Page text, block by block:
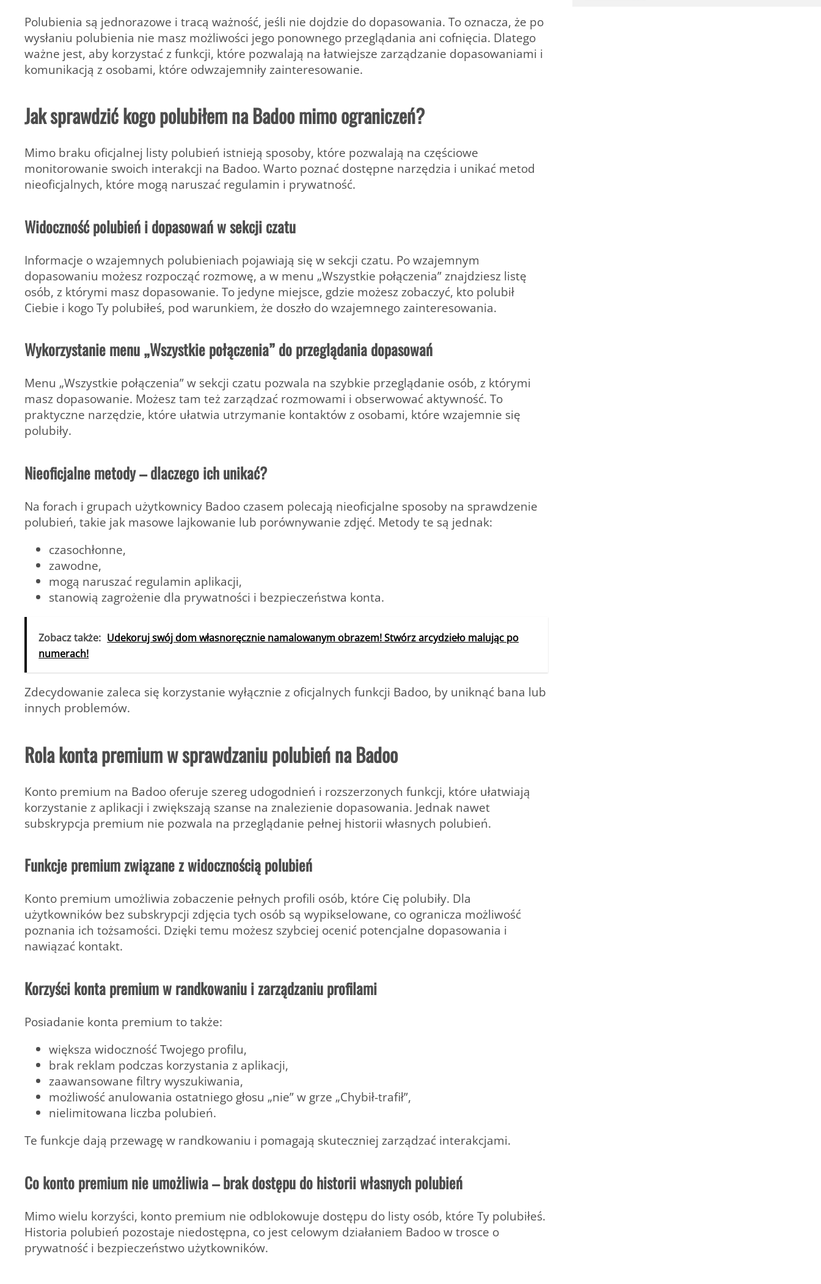
Polubienia są jednorazowe i tracą ważność, jeśli nie dojdzie do dopasowania. To oznacza, że po
wysłaniu polubienia nie masz możliwości jego ponownego przeglądania ani cofnięcia. Dlatego
ważne jest, aby korzystać z funkcji, które pozwalają na łatwiejsze zarządzanie dopasowaniami i
komunikacją z osobami, które odwzajemniły zainteresowanie.
Jak sprawdzić kogo polubiłem na Badoo mimo ograniczeń?
Mimo braku oficjalnej listy polubień istnieją sposoby, które pozwalają na częściowe
monitorowanie swoich interakcji na Badoo. Warto poznać dostępne narzędzia i unikać metod
nieoficjalnych, które mogą naruszać regulamin i prywatność.
Widoczność polubień i dopasowań w sekcji czatu
Informacje o wzajemnych polubieniach pojawiają się w sekcji czatu. Po wzajemnym
dopasowaniu możesz rozpocząć rozmowę, a w menu „Wszystkie połączenia” znajdziesz listę
osób, z którymi masz dopasowanie. To jedyne miejsce, gdzie możesz zobaczyć, kto polubił
Ciebie i kogo Ty polubiłeś, pod warunkiem, że doszło do wzajemnego zainteresowania.
Wykorzystanie menu „Wszystkie połączenia” do przeglądania dopasowań
Menu „Wszystkie połączenia” w sekcji czatu pozwala na szybkie przeglądanie osób, z którymi
masz dopasowanie. Możesz tam też zarządzać rozmowami i obserwować aktywność. To
praktyczne narzędzie, które ułatwia utrzymanie kontaktów z osobami, które wzajemnie się
polubiły.
Nieoficjalne metody – dlaczego ich unikać?
Na forach i grupach użytkownicy Badoo czasem polecają nieoficjalne sposoby na sprawdzenie
polubień, takie jak masowe lajkowanie lub porównywanie zdjęć. Metody te są jednak:
czasochłonne,
zawodne,
mogą naruszać regulamin aplikacji,
stanowią zagrożenie dla prywatności i bezpieczeństwa konta.
Zobacz także: Udekoruj swój dom własnoręcznie namalowanym obrazem! Stwórz arcydzieło malując po
numerach!
Zdecydowanie zaleca się korzystanie wyłącznie z oficjalnych funkcji Badoo, by uniknąć bana lub
innych problemów.
Rola konta premium w sprawdzaniu polubień na Badoo
Konto premium na Badoo oferuje szereg udogodnień i rozszerzonych funkcji, które ułatwiają
korzystanie z aplikacji i zwiększają szanse na znalezienie dopasowania. Jednak nawet
subskrypcja premium nie pozwala na przeglądanie pełnej historii własnych polubień.
Funkcje premium związane z widocznością polubień
Konto premium umożliwia zobaczenie pełnych profili osób, które Cię polubiły. Dla
użytkowników bez subskrypcji zdjęcia tych osób są wypikselowane, co ogranicza możliwość
poznania ich tożsamości. Dzięki temu możesz szybciej ocenić potencjalne dopasowania i
nawiązać kontakt.
Korzyści konta premium w randkowaniu i zarządzaniu profilami
Posiadanie konta premium to także:
większa widoczność Twojego profilu,
brak reklam podczas korzystania z aplikacji,
zaawansowane filtry wyszukiwania,
możliwość anulowania ostatniego głosu „nie” w grze „Chybił-trafił”,
nielimitowana liczba polubień.
Te funkcje dają przewagę w randkowaniu i pomagają skuteczniej zarządzać interakcjami.
Co konto premium nie umożliwia – brak dostępu do historii własnych polubień
Mimo wielu korzyści, konto premium nie odblokowuje dostępu do listy osób, które Ty polubiłeś.
Historia polubień pozostaje niedostępna, co jest celowym działaniem Badoo w trosce o
prywatność i bezpieczeństwo użytkowników.